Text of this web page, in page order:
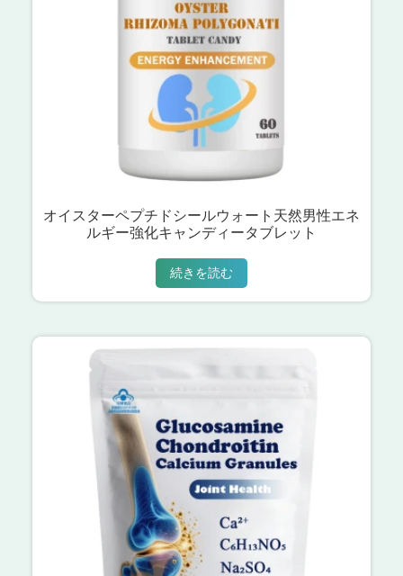
オイスターペプチドシールウォート天然男性エネ
ルギー強化キャンディータブレット
続きを読む